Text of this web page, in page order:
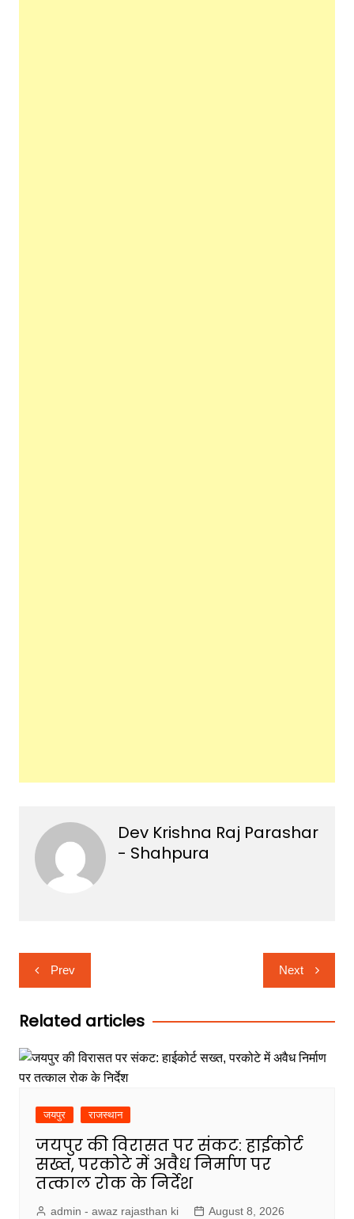
Dev Krishna Raj Parashar
- Shahpura
Post
navigation
Prev Next
Related articles
जयपुर राजस्थान
जयपुर की विरासत पर संकट: हाईकोर्ट
सख्त, परकोटे में अवैध निर्माण पर
तत्काल रोक के निर्देश
admin - awaz rajasthan ki
August 8, 2026